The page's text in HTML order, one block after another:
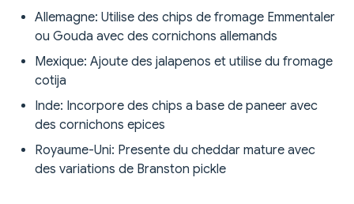
Allemagne: Utilise des chips de fromage Emmentaler
ou Gouda avec des cornichons allemands
Mexique: Ajoute des jalapenos et utilise du fromage
cotija
Inde: Incorpore des chips a base de paneer avec
des cornichons epices
Royaume-Uni: Presente du cheddar mature avec
des variations de Branston pickle